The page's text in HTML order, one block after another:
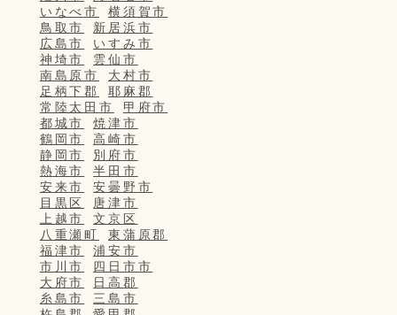
いなべ市
横須賀市
鳥取市
新居浜市
広島市
いすみ市
神埼市
雲仙市
南島原市
大村市
足柄下郡
耶麻郡
常陸太田市
甲府市
都城市
焼津市
鶴岡市
高崎市
静岡市
別府市
熱海市
半田市
安来市
安曇野市
目黒区
唐津市
上越市
文京区
八重瀬町
東蒲原郡
福津市
浦安市
市川市
四日市市
大府市
日高郡
糸島市
三島市